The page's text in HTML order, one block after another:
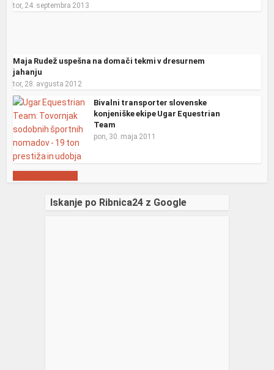
tor, 24. septembra 2013
Maja Rudež uspešna na domači tekmi v dresurnem
jahanju
tor, 28. avgusta 2012
Bivalni transporter slovenske
konjeniške ekipe Ugar Equestrian
Team
pon, 30. maja 2011
Iskanje po Ribnica24 z Google